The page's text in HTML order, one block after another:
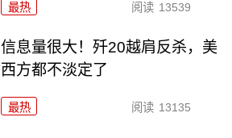
最热 阅读 13539
信息量很大！歼20越肩反杀，美
西方都不淡定了
最热 阅读 13135